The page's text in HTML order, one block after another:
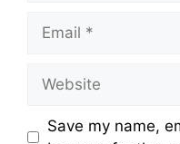
Save my name,